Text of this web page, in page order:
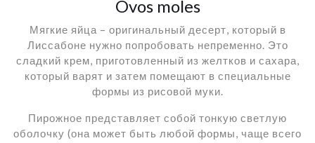
Ovos moles
Мягкие яйца – оригинальный десерт, который в
Лиссабоне нужно попробовать непременно. Это
сладкий крем, приготовленный из желтков и сахара,
который варят и затем помещают в специальные
формы из рисовой муки.
Пирожное представляет собой тонкую светлую
оболочку (она может быть любой формы, чаще всего